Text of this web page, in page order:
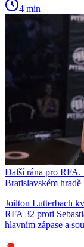
4 min
Další rána pro RFA.
Bratislavském hradě
Joilton Lutterbach
RFA 32 proti
hlavním zápase a